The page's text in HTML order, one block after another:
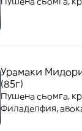
Урамаки
(85г)
Пушена сьомга,
Филаделфия,